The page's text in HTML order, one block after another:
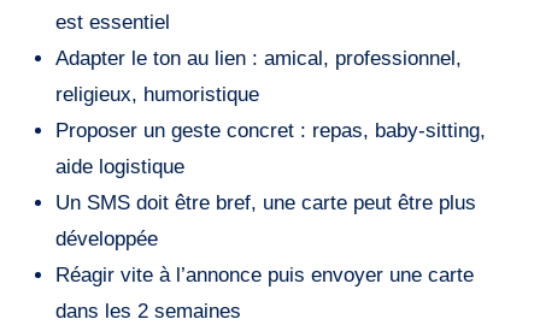
est essentiel
Adapter le ton au lien : amical, professionnel,
religieux, humoristique
Proposer un geste concret : repas, baby-sitting,
aide logistique
Un SMS doit être bref, une carte peut être plus
développée
Réagir vite à l’annonce puis envoyer une carte
dans les 2 semaines